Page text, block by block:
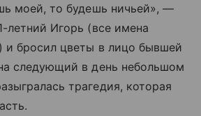
моей, то будешь ничьей», —
летний Игорь (все имена
и бросил цветы в лицо бывшей
следующий в день небольшом
трагедия, которая